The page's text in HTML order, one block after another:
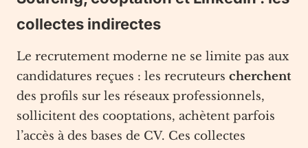
collectes indirectes
Le recrutement moderne ne se limite pas aux
candidatures reçues : les recruteurs cherchent
des profils sur les réseaux professionnels,
sollicitent des cooptations, achètent parfois
l’accès à des bases de CV. Ces collectes